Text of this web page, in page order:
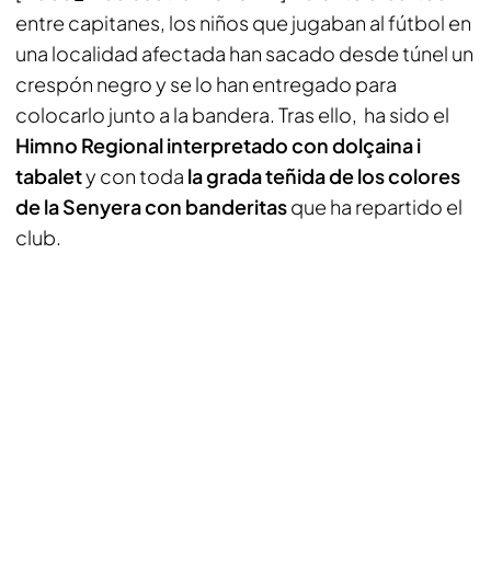
entre capitanes, los niños que jugaban al fútbol en
una localidad afectada han sacado desde túnel un
crespón negro y se lo han entregado para
colocarlo junto a la bandera. Tras ello, ha sido el
Himno Regional interpretado con dolçaina i
tabalety con toda la grada teñida de los colores
de la Senyera con banderitasque ha repartido el
club.